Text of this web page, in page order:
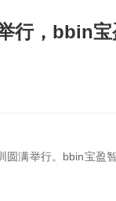
，bbin
圆满举行。bbin宝盈